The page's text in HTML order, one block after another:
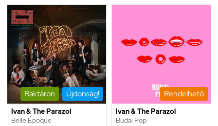
Raktáron Újdonság!
Ivan & The Parazol
Belle Époque
Rendelhető
Ivan & The Parazol
Budai Pop